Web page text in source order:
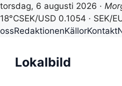
torsdag, 6 augusti 2026 ·
18°CSEK/USD 0.1054 · SEK/
ossRedaktionenKällorKontakt
innehållLokalbild